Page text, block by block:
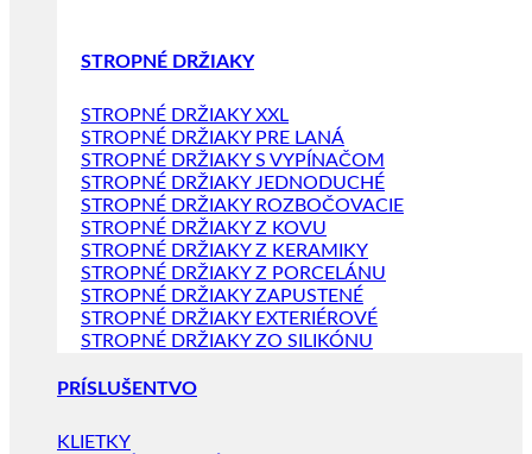
STROPNÉ DRŽIAKY
STROPNÉ DRŽIAKY XXL
STROPNÉ DRŽIAKY PRE LANÁ
STROPNÉ DRŽIAKY S VYPÍNAČOM
STROPNÉ DRŽIAKY JEDNODUCHÉ
STROPNÉ DRŽIAKY ROZBOČOVACIE
STROPNÉ DRŽIAKY Z KOVU
STROPNÉ DRŽIAKY Z KERAMIKY
STROPNÉ DRŽIAKY Z PORCELÁNU
STROPNÉ DRŽIAKY ZAPUSTENÉ
STROPNÉ DRŽIAKY EXTERIÉROVÉ
STROPNÉ DRŽIAKY ZO SILIKÓNU
PRÍSLUŠENTVO
KLIETKY